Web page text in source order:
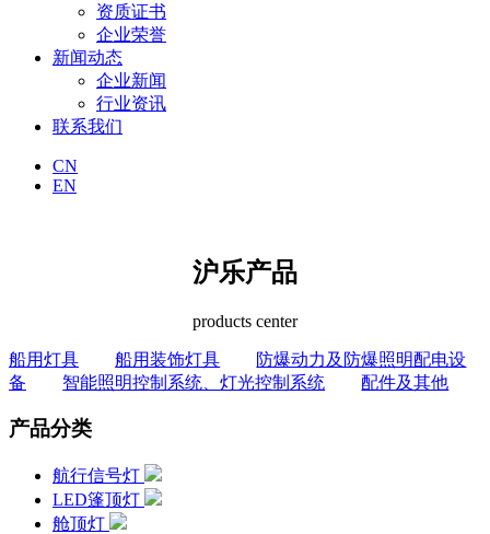
资质证书
企业荣誉
新闻动态
企业新闻
行业资讯
联系我们
CN
EN
沪乐产品
products center
船用灯具 船用装饰灯具
防爆动力及防爆照明配电设
备
智能照明控制系统、灯光控制系统 配件及其他
产品分类
航行信号灯
LED篷顶灯
舱顶灯